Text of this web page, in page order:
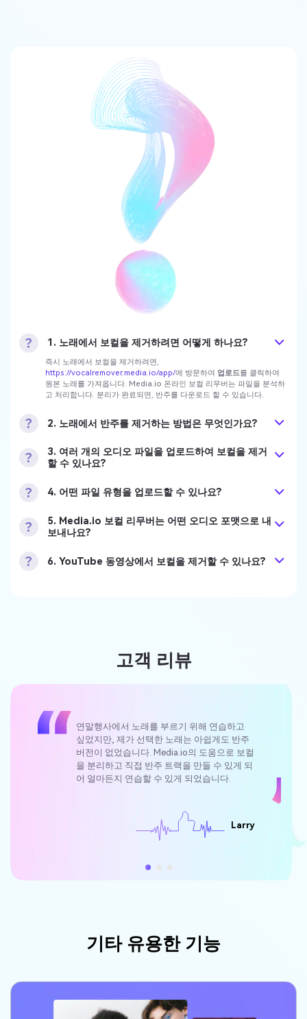
1. 노래에서 보컬을 제거하려면 어떻게 하나요?
즉시 노래에서 보컬을 제거하려면,
https://vocalremover.media.io/app/에 방문하여 업로드를 클릭하여
원본 노래를 가져옵니다. Media.io 온라인 보컬 리무버는 파일을 분석하
고 처리합니다. 분리가 완료되면, 반주를 다운로드 할 수 있습니다.
2. 노래에서 반주를 제거하는 방법은 무엇인가요?
3. 여러 개의 오디오 파일을 업로드하여 보컬을 제거
할 수 있나요?
4. 어떤 파일 유형을 업로드할 수 있나요?
5. Media.io 보컬 리무버는 어떤 오디오 포맷으로 내
보내나요?
6. YouTube 동영상에서 보컬을 제거할 수 있나요?
연말행사에서 노래를 부르기 위해 연습하고
싶었지만, 제가 선택한 노래는 아쉽게도 반주
버전이 없었습니다. Media.io의 도움으로 보컬
을 분리하고 직접 반주 트랙을 만들 수 있게 되
어 얼마든지 연습할 수 있게 되었습니다.
Larry
고객 리뷰
기타 유용한 기능